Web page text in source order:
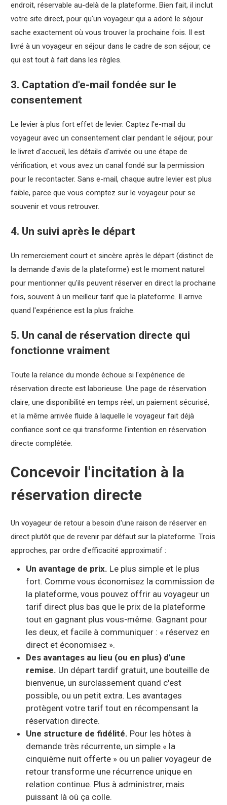
endroit, réservable au-delà de la plateforme. Bien fait, il inclut
votre site direct, pour qu'un voyageur qui a adoré le séjour
sache exactement où vous trouver la prochaine fois. Il est
livré à un voyageur en séjour dans le cadre de son séjour, ce
qui est tout à fait dans les règles.
3. Captation d'e-mail fondée sur le
consentement
Le levier à plus fort effet de levier. Captez l'e-mail du
voyageur avec un consentement clair pendant le séjour, pour
le livret d'accueil, les détails d'arrivée ou une étape de
vérification, et vous avez un canal fondé sur la permission
pour le recontacter. Sans e-mail, chaque autre levier est plus
faible, parce que vous comptez sur le voyageur pour se
souvenir et vous retrouver.
4. Un suivi après le départ
Un remerciement court et sincère après le départ (distinct de
la demande d'avis de la plateforme) est le moment naturel
pour mentionner qu'ils peuvent réserver en direct la prochaine
fois, souvent à un meilleur tarif que la plateforme. Il arrive
quand l'expérience est la plus fraîche.
5. Un canal de réservation directe qui
fonctionne vraiment
Toute la relance du monde échoue si l'expérience de
réservation directe est laborieuse. Une page de réservation
claire, une disponibilité en temps réel, un paiement sécurisé,
et la même arrivée fluide à laquelle le voyageur fait déjà
confiance sont ce qui transforme l'intention en réservation
directe complétée.
Concevoir l'incitation à la
réservation directe
Un voyageur de retour a besoin d'une raison de réserver en
direct plutôt que de revenir par défaut sur la plateforme. Trois
approches, par ordre d'efficacité approximatif :
Un avantage de prix. Le plus simple et le plus
fort. Comme vous économisez la commission de
la plateforme, vous pouvez offrir au voyageur un
tarif direct plus bas que le prix de la plateforme
tout en gagnant plus vous-même. Gagnant pour
les deux, et facile à communiquer : « réservez en
direct et économisez ».
Des avantages au lieu (ou en plus) d'une
remise. Un départ tardif gratuit, une bouteille de
bienvenue, un surclassement quand c'est
possible, ou un petit extra. Les avantages
protègent votre tarif tout en récompensant la
réservation directe.
Une structure de fidélité. Pour les hôtes à
demande très récurrente, un simple « la
cinquième nuit offerte » ou un palier voyageur de
retour transforme une récurrence unique en
relation continue. Plus à administrer, mais
puissant là où ça colle.